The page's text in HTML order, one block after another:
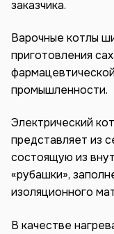
заказчика.
Варочные котлы
приготовления
промышленности.
Электрический
представляет из
состоящую из
«рубашки»,
изоляционного
В качестве